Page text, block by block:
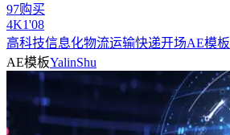
97购买
4K1'08
高科技信息化物流运输快递开场AE模板
AE模板YalinShu